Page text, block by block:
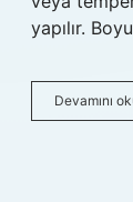
yapılır.
Devamını